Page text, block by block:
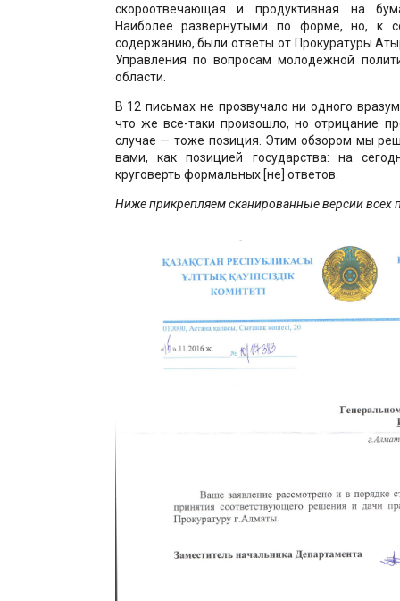
скороотвечающая и продуктивная на
Наиболее развернутыми по форме, но, к
содержанию, были ответы от Прокуратуры
Управления по вопросам молодежной
области.
В 12 письмах не прозвучало ни одного
что же все-таки произошло, но отрицание
случае — тоже позиция. Этим обзором мы
вами, как позицией государства: на
круговерть формальных [не] ответов.
Ниже прикрепляем сканированные версии всех